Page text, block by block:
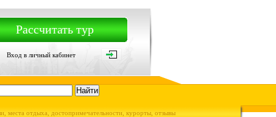
Рассчитать тур
Вход в личный кабинет
места отдыха, достопримечательности, курорты, отзывы